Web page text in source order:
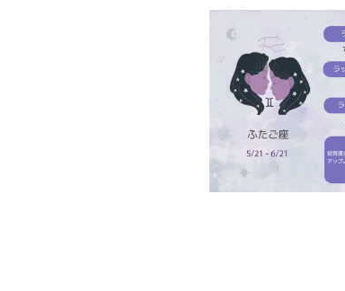
不良外人が警察官を突き飛ばす。逮捕しろやｗｗｗ
ブってもう完全にビジネスバイクとしての役目を終えてしまった